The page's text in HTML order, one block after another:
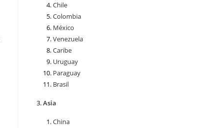
Chile
Colombia
México
Venezuela
Caribe
Uruguay
Paraguay
Brasil
Asia
China